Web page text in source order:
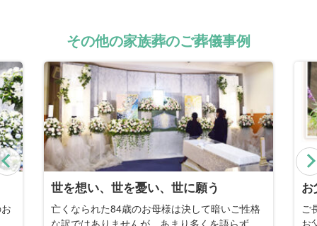
その他の家族葬のご葬儀事例
Previous
お父様の好きだったお庭で
ご長男との事前相談から4年。長年の闘病の末、
母